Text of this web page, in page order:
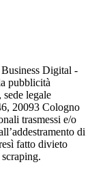
Digital -
pubblicità
legale
20093 Cologno
trasmessi e/o
di
fatto divieto